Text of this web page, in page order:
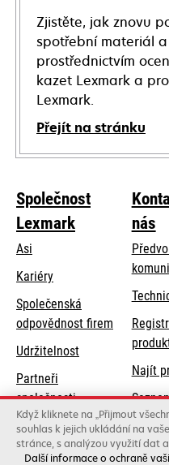
Zjistěte, jak znovu
spotřební materiál
prostřednictvím
kazet Lexmark a
Lexmark.
Přejít na stránku
Společnost
Lexmark
Asi
Kariéry
Společenská
odpovědnost firem opens
new
tab
Udržitelnost
Partneři
společnosti
Lexmark
nás
Najít
Když kliknete na „Přijmout
souhlas k jejich ukládání na
stránce, s analýzou využití dat
Další informace o ochraně